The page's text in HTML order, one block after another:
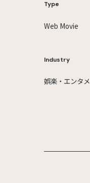
Type
Web Movie
Industry
娯楽・エンタメ